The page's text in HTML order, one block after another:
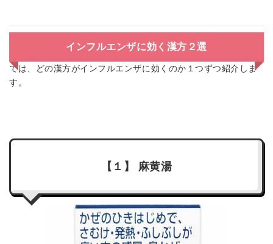
インフルエンザに効く漢方２選
では、どの漢方がインフルエンザに効くのか１つずつ紹介しま
す。
【１】 麻黄湯